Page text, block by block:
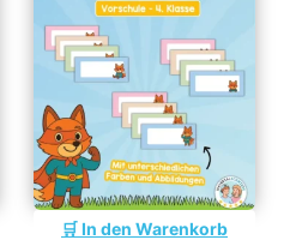
In den Warenkorb